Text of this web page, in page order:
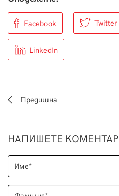
Facebook Twitter
LinkedIn
Предишна
НАПИШЕТЕ КОМЕНТАР